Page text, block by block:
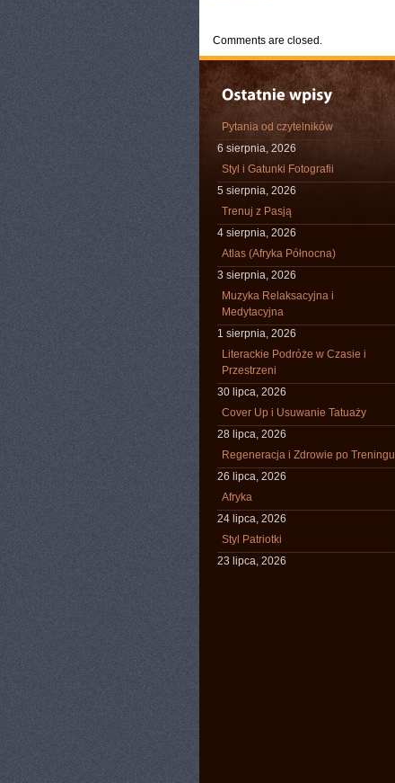
Comments are closed.
Pytania od czytelników
6 sierpnia, 2026
Styl i Gatunki Fotografii
5 sierpnia, 2026
Trenuj z Pasją
4 sierpnia, 2026
Atlas (Afryka Północna)
3 sierpnia, 2026
Muzyka Relaksacyjna i
Medytacyjna
1 sierpnia, 2026
Literackie Podróże w Czasie i
Przestrzeni
30 lipca, 2026
Cover Up i Usuwanie Tatuaży
28 lipca, 2026
Regeneracja i Zdrowie po Treningu
26 lipca, 2026
Afryka
24 lipca, 2026
Styl Patriotki
23 lipca, 2026